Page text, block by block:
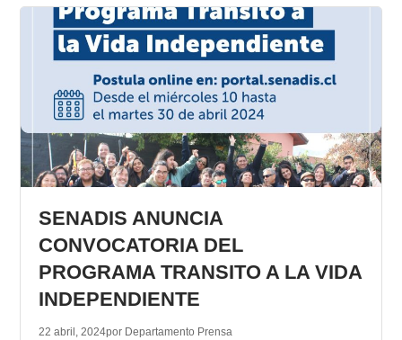
SENADIS ANUNCIA
CONVOCATORIA DEL
PROGRAMA TRANSITO A LA VIDA
INDEPENDIENTE
22 abril, 2024por Departamento Prensa